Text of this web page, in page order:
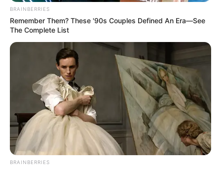
BRAINBERRIES
Remember Them? These '90s Couples Defined An Era—See
The Complete List
BRAINBERRIES